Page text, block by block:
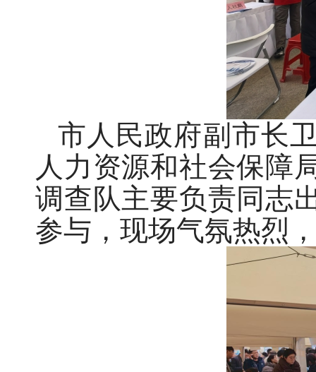
市人民政府副市长
人力资源和社会保障
调查队主要负责同志
参与，现场气氛热烈